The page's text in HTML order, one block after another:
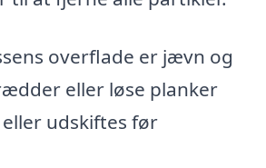
overflade er jævn og
eller løse planker
udskiftes før